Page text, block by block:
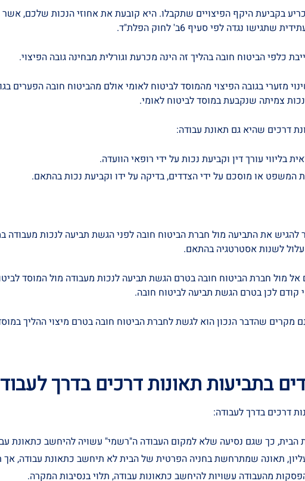
בקביעת היקף הפיצויים שתקבלו. היא קובעת את אחוזי הנכות שלכם, אשר
נגדה לפי סעיף 6ב' לחוק הפלת"ד.
כלפי הביטוח חובה בהליך זה הינה מכרעת וגורלית מבחינה גובה הפיצוי.
מזערי בגובה הפיצוי מהמוסד לביטוח לאומי אולם מהביטוח חובה
צמיתה שנקבעת במוסד לביטוח לאומי.
בליווי עורך דין וקביעת נכות על ידי רופאי הוועדה.
המשפט או מוסכם על ידי הצדדים, בדיקה על ידו וקביעת נכות בהתאם.
להגיש את התביעה מול חברת הביטוח חובה לפני הגשת תביעה לנכות
עלול לשנות אסטרטגיה בהתאם.
מול חברת הביטוח חובה בטרם הגשת תביעה לנכות מעבודה מול המוסד
קודם לכן בטרם הגשת תביעה לביטוח חובה.
מקרים שהדבר הנכון הוא לגשת לחברת הביטוח חובה בטרם מיצוי ההליך
בתביעות תאונות דרכים בדרך
דרכים בדרך לעבודה:
הבית, כך שגם נסיעה שלא למקום העבודה ה"רשמי" עשויה להיחשב כתאונת
תאונה שמתרחשת בחניה הפרטית של הבית לא תיחשב כתאונת עבודה, אך
מהעבודה עשויות להיחשב כתאונות עבודה, תלוי בנסיבות המקרה.